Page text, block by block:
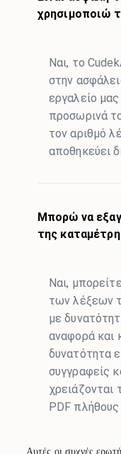
χρησιμοποιώ
Ναι, το
στην
εργαλείο
προσωρινά
τον αριθμό
αποθηκεύει
Μπορώ να
της
Ναι,
των λέξεων
με
αναφορά και
δυνατότητα
συγγραφείς
χρειάζονται
PDF
Αυτές οι συχνές